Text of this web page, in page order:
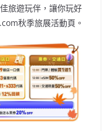
旅遊玩伴，讓你玩好
秋季旅展活動頁。